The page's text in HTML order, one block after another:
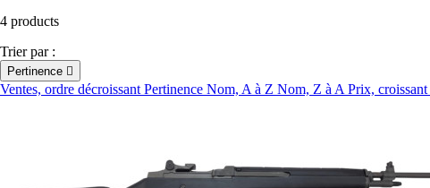
4 products
Trier par :
Pertinence 
Ventes, ordre décroissantPertinence Nom, A à Z Nom, Z à APrix, croissant